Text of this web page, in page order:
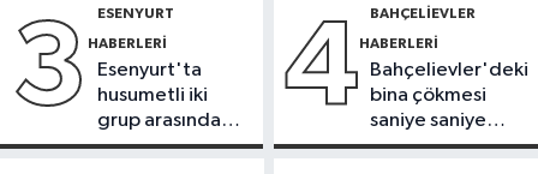
Başakşehir Haberleri
Sitesi'ndeki yangın söndürüldü: İş
yeri kullanılamaz hale geldi
3 ESENYURT
HABERLERI
Esenyurt'ta
husumetli iki
grup arasında
silahlı kavga
4 BAHÇELIEVLER
HABERLERI
Bahçelievler'deki
bina çökmesi
saniye saniye
görüntülendi